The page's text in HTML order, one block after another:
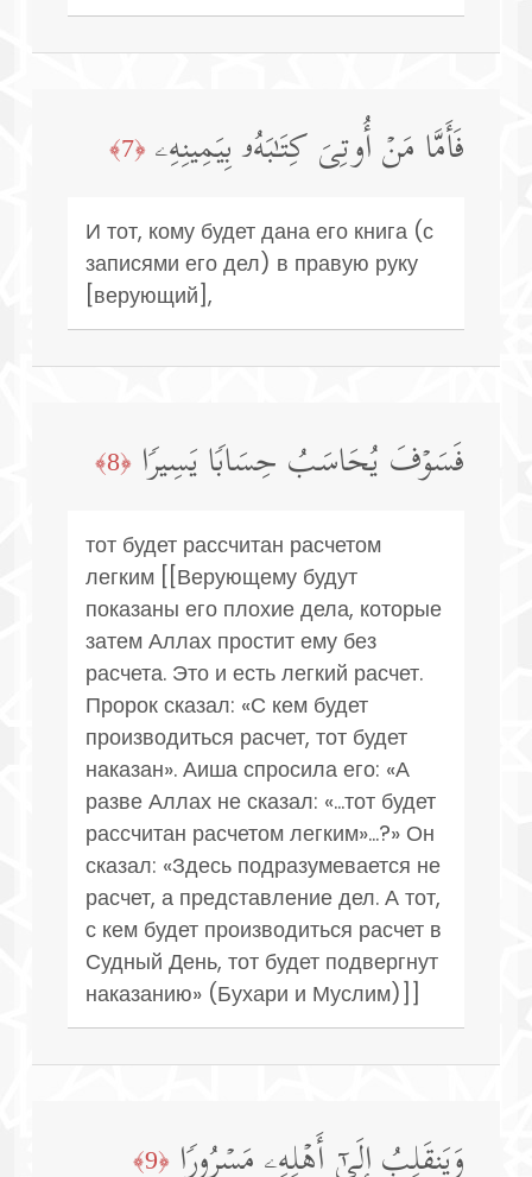
فَأَمَّا مَنۡ أُوتِیَ كِتَـٰبَهُۥ بِیَمِینِهِۦ ﴿7﴾
И тот, кому будет дана его книга (с
записями его дел) в правую руку
[верующий],
فَسَوۡفَ یُحَاسَبُ حِسَابࣰا یَسِیرࣰا ﴿8﴾
тот будет рассчитан расчетом
легким [[Верующему будут
показаны его плохие дела, которые
затем Аллах простит ему без
расчета. Это и есть легкий расчет.
Пророк сказал: «С кем будет
производиться расчет, тот будет
наказан». Аиша спросила его: «А
разве Аллах не сказал: «...тот будет
рассчитан расчетом легким»...?» Он
сказал: «Здесь подразумевается не
расчет, а представление дел. А тот,
с кем будет производиться расчет в
Судный День, тот будет подвергнут
наказанию» (Бухари и Муслим)]]
وَیَنقَلِبُ إِلَىٰۤ أَهۡلِهِۦ مَسۡرُورࣰا ﴿9﴾